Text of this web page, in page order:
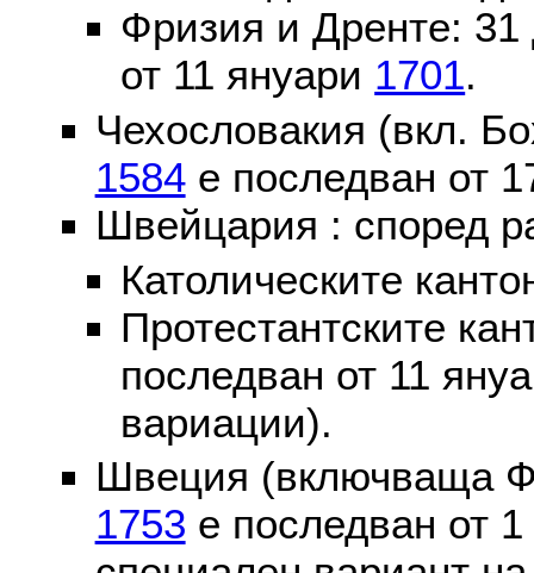
Фризия и Дренте:
от 11 януари 1701.
Чехословакия (вкл.
1584е последван от
Швейцария : според
Католическите
Протестантските
последван от 11
вариации).
Швеция (включваща
1753 е последван от